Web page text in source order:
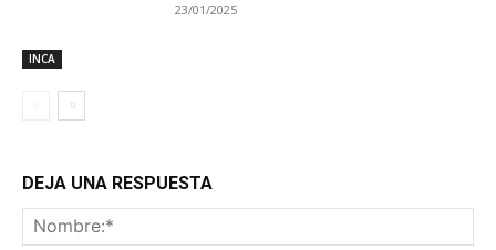
INCA
23/01/2025
DEJA UNA RESPUESTA